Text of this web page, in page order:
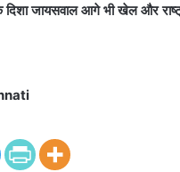
दिशा जायसवाल आगे भी खेल और